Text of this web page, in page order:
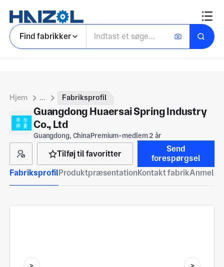
Find fabrikker
Hjem ... Fabriksprofil
Guangdong Huaersai Spring Industry
Co., Ltd
Guangdong, ChinaPremium-medlem 2 år
Tilføj til favoritter
Send
forespørgsel
FabriksprofilProduktpræsentationKontakt fabrik